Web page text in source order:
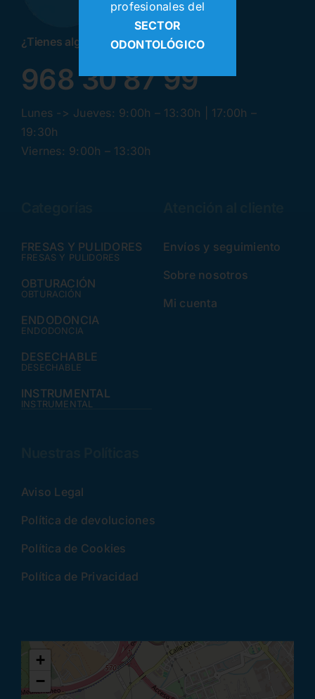
¿Tienes alguna pregunta? ¡Llamanos!
968 30 87 99
Lunes -> Jueves: 9:00h – 13:30h | 17:00h –
19:30h
Viernes: 9:00h – 13:30h
FRESAS Y PULIDORES
FRESAS Y PULIDORES
OBTURACIÓN
OBTURACIÓN
ENDODONCIA
ENDODONCIA
DESECHABLE
DESECHABLE
INSTRUMENTAL
INSTRUMENTAL
Envíos y seguimiento
Sobre nosotros
Mi cuenta
Aviso Legal
Política de devoluciones
Política de Cookies
Política de Privacidad
+
−
profesionales del
SECTOR
ODONTOLÓGICO